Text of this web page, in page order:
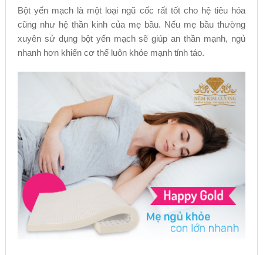
Bột yến mạch là một loại ngũ cốc rất tốt cho hệ tiêu hóa
cũng như hệ thần kinh của mẹ bầu. Nếu mẹ bầu thường
xuyên sử dụng bột yến mạch sẽ giúp an thần mạnh, ngủ
nhanh hơn khiến cơ thể luôn khỏe mạnh tỉnh táo.